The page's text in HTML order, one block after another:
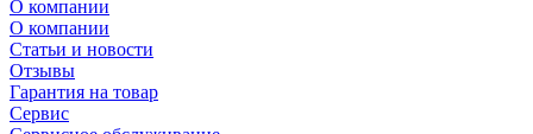
О компании
О компании
Статьи и новости
Отзывы
Гарантия на товар
Сервис